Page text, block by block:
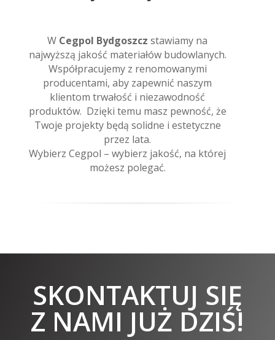
W Cegpol Bydgoszcz stawiamy na
najwyższą jakość materiałów budowlanych.
Współpracujemy z renomowanymi
producentami, aby zapewnić naszym
klientom trwałość i niezawodność
produktów. Dzięki temu masz pewność, że
Twoje projekty będą solidne i estetyczne
przez lata.
Wybierz Cegpol – wybierz jakość, na której
możesz polegać.
SKONTAKTUJ SIĘ
Z NAMI JUŻ DZIŚ!